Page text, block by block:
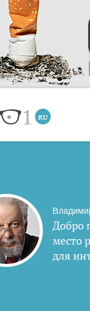
Добро
место
для